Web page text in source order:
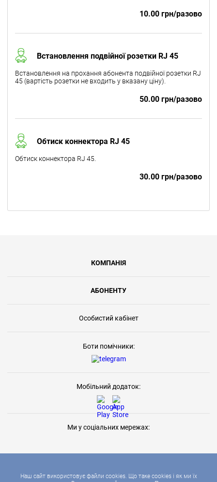
Наш сайт використовує файли cookies. Що таке cookies і як ми їх
10.00 грн/разово
Встановлення подвійної розетки RJ 45
Встановлення на прохання абонента подвійної розетки RJ
45 (вартість розетки не входить у вказану ціну).
50.00 грн/разово
Обтиск коннектора RJ 45
Обтиск коннектора RJ 45.
30.00 грн/разово
КОМПАНІЯ
АБОНЕНТУ
Особистий кабінет
Боти помічники:
Мобільний додаток:
Ми у соціальних мережах: